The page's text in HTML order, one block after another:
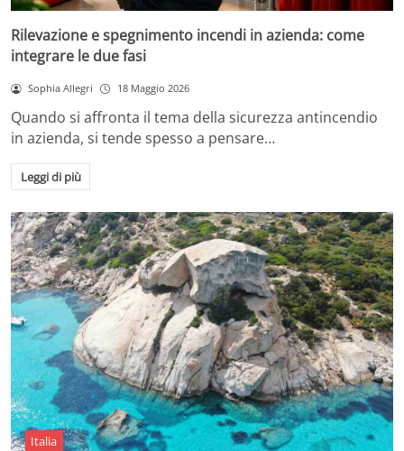
Rilevazione e spegnimento incendi in azienda: come
integrare le due fasi
Sophia Allegri 18 Maggio 2026
Quando si affronta il tema della sicurezza antincendio
in azienda, si tende spesso a pensare…
Leggi di più
Italia